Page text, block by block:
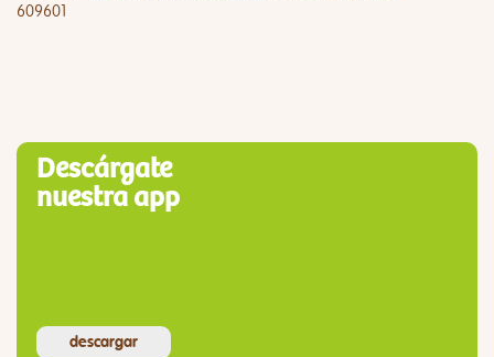
609601
Descárgate
nuestra app
descargar